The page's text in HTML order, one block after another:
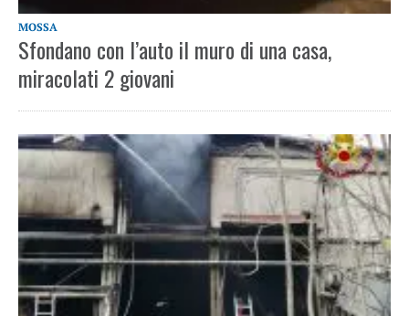
MOSSA
Sfondano con l’auto il muro di una casa,
miracolati 2 giovani